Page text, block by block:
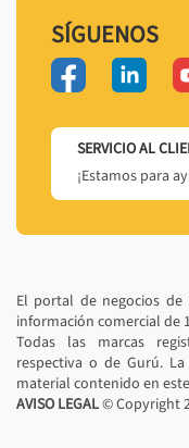
SÍGUENOS
SERVICIO AL
¡Estamos para
El portal de negocios de
información comercial de
Todas las marcas
respectiva o de Gurú.
material contenido en
AVISO LEGAL© Copyright